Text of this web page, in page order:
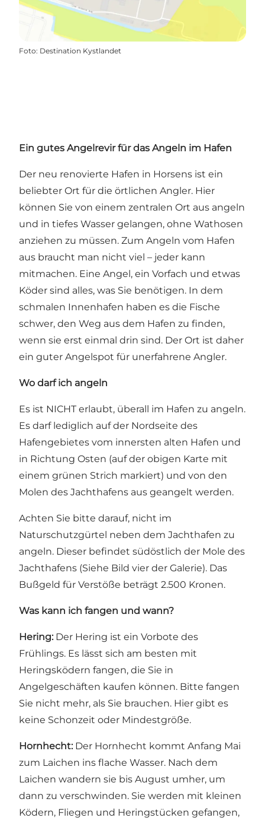
Foto: Destination Kystlandet
Ein gutes Angelrevir für das Angeln im Hafen
Der neu renovierte Hafen in Horsens ist ein
beliebter Ort für die örtlichen Angler. Hier
können Sie von einem zentralen Ort aus angeln
und in tiefes Wasser gelangen, ohne Wathosen
anziehen zu müssen. Zum Angeln vom Hafen
aus braucht man nicht viel – jeder kann
mitmachen. Eine Angel, ein Vorfach und etwas
Köder sind alles, was Sie benötigen. In dem
schmalen Innenhafen haben es die Fische
schwer, den Weg aus dem Hafen zu finden,
wenn sie erst einmal drin sind. Der Ort ist daher
ein guter Angelspot für unerfahrene Angler.
Wo darf ich angeln
Es ist NICHT erlaubt, überall im Hafen zu angeln.
Es darf lediglich auf der Nordseite des
Hafengebietes vom innersten alten Hafen und
in Richtung Osten (auf der obigen Karte mit
einem grünen Strich markiert) und von den
Molen des Jachthafens aus geangelt werden.
Achten Sie bitte darauf, nicht im
Naturschutzgürtel neben dem Jachthafen zu
angeln. Dieser befindet südöstlich der Mole des
Jachthafens (Siehe Bild vier der Galerie). Das
Bußgeld für Verstöße beträgt 2.500 Kronen.
Was kann ich fangen und wann?
Hering: Der Hering ist ein Vorbote des
Frühlings. Es lässt sich am besten mit
Heringsködern fangen, die Sie in
Angelgeschäften kaufen können. Bitte fangen
Sie nicht mehr, als Sie brauchen. Hier gibt es
keine Schonzeit oder Mindestgröße.
Hornhecht: Der Hornhecht kommt Anfang Mai
zum Laichen ins flache Wasser. Nach dem
Laichen wandern sie bis August umher, um
dann zu verschwinden. Sie werden mit kleinen
Ködern, Fliegen und Heringstücken gefangen,